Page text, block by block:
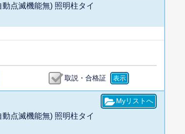
点滅機能無) 照明柱タイ
取説・合格証
点滅機能無) 照明柱タイ